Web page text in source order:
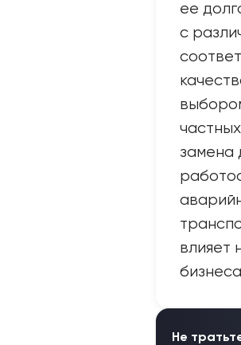
ее
с
замена
влияет
Не